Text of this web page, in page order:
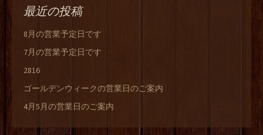
最近の投稿
8月の営業予定日です
7月の営業予定日です
2816
ゴールデンウィークの営業日のご案内
4月5月の営業日のご案内